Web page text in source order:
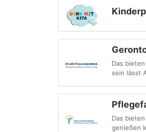
Das
sein lässt
Das
genießen